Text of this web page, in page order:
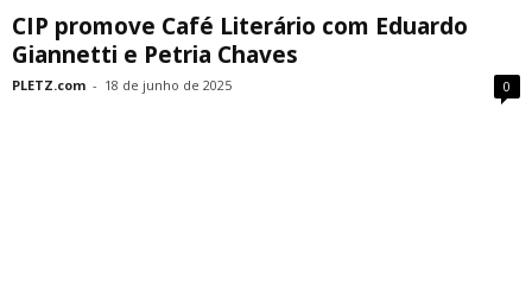
CIP promove Café Literário com Eduardo
Giannetti e Petria Chaves
PLETZ.com - 18 de junho de 2025 0